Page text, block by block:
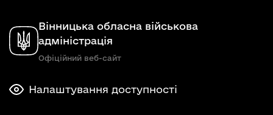
Вінницька обласна військова
адміністрація
Офіційний веб-сайт
Налаштування доступності